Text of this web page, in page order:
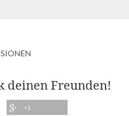
deinen Freunden!
+1